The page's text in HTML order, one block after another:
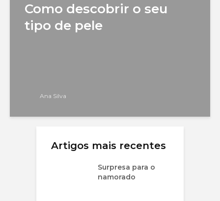
Como descobrir o seu
tipo de pele
Ana Silva
Artigos mais recentes
Surpresa para o
namorado